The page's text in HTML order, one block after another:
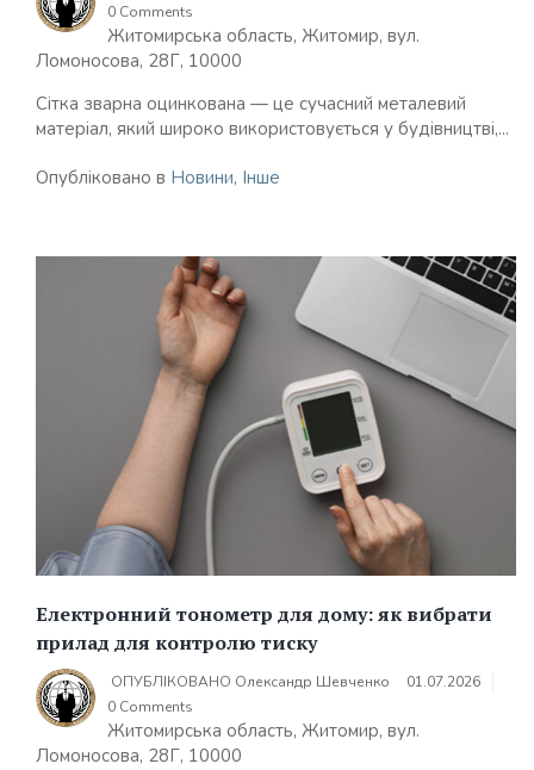
0 Comments
Житомирська область, Житомир, вул.
Ломоносова, 28Г, 10000
Сітка зварна оцинкована — це сучасний металевий
матеріал, який широко використовується у будівництві,...
Опубліковано в Новини, Інше
Електронний тонометр для дому: як вибрати
прилад для контролю тиску
ОПУБЛІКОВАНО Олександр Шевченко
01.07.2026
0 Comments
Житомирська область, Житомир, вул.
Ломоносова, 28Г, 10000